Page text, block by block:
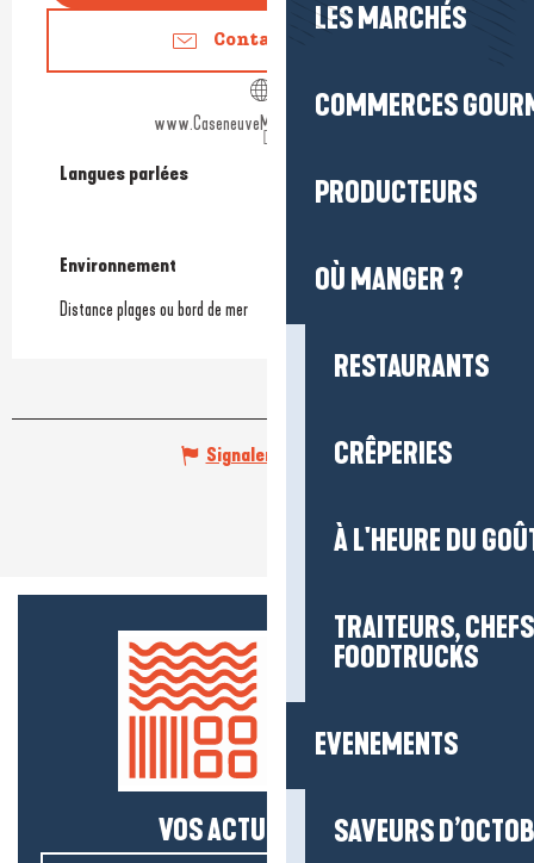
LES MARCHÉS
COMMERCES
PRODUCTEURS
OÙ MANGER ?
RESTAURANTS
CRÊPERIES
À L'HEURE DU
TRAITEURS,
FOODTRUCKS
EVENEMENTS
SAVEURS
Contactez-nous
www.CaseneuveMaxiCatamaran.com
Langues parlées
Langues parlées
Environnement
Environnement
Distance plages ou bord de mer
Signaler une erreur
VOS ACTUS SALÉES !